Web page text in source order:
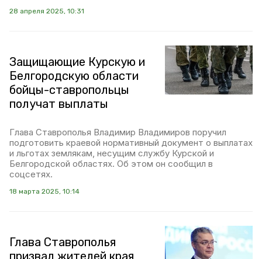
28 апреля 2025, 10:31
Защищающие Курскую и
Белгородскую области
бойцы-ставропольцы
получат выплаты
Глава Ставрополья Владимир Владимиров поручил
подготовить краевой нормативный документ о выплатах
и льготах землякам, несущим службу Курской и
Белгородской областях. Об этом он сообщил в
соцсетях.
18 марта 2025, 10:14
Глава Ставрополья
призвал жителей края